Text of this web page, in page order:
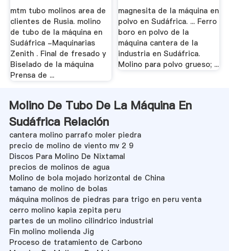
mtm tubo molinos area de
clientes de Rusia. molino
de tubo de la máquina en
Sudáfrica -Maquinarias
Zenith . Final de fresado y
Biselado de la máquina
Prensa de ...
magnesita de la máquina en
polvo en Sudáfrica. ... Ferro
boro en polvo de la
máquina cantera de la
industria en Sudáfrica.
Molino para polvo grueso; ...
Molino De Tubo De La Máquina En
Sudáfrica Relación
cantera molino parrafo moler piedra
precio de molino de viento mv 2 9
Discos Para Molino De Nixtamal
precios de molinos de agua
Molino de bola mojado horizontal de China
tamano de molino de bolas
máquina molinos de piedras para trigo en peru venta
cerro molino kapia zepita peru
partes de un molino cilindrico industrial
Fin molino molienda Jig
Proceso de tratamiento de Carbono